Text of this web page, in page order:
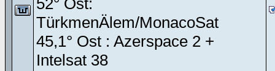
52° Ost:
TürkmenÄlem/MonacoSat
45,1° Ost : Azerspace 2 +
Intelsat 38